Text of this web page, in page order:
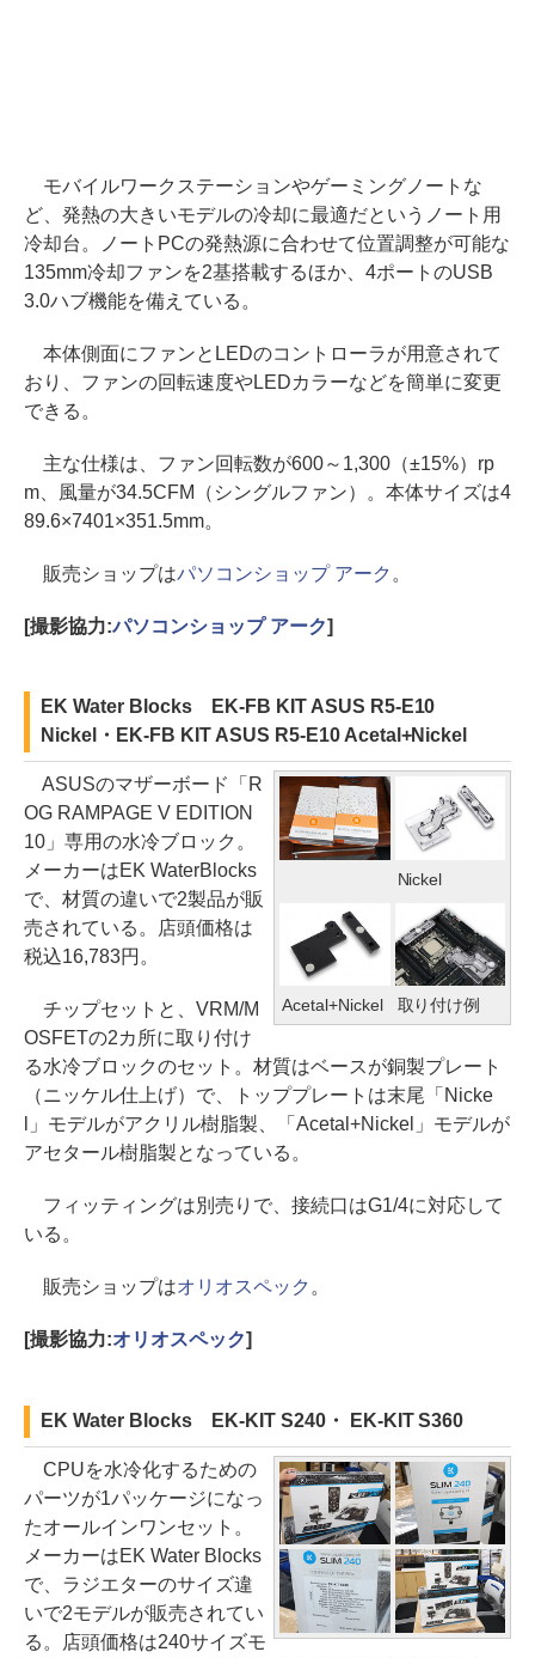
モバイルワークステーションやゲーミングノートな
ど、発熱の大きいモデルの冷却に最適だというノート用
冷却台。ノートPCの発熱源に合わせて位置調整が可能な
135mm冷却ファンを2基搭載するほか、4ポートのUSB
3.0ハブ機能を備えている。
本体側面にファンとLEDのコントローラが用意されて
おり、ファンの回転速度やLEDカラーなどを簡単に変更
できる。
主な仕様は、ファン回転数が600～1,300（±15%）rp
m、風量が34.5CFM（シングルファン）。本体サイズは4
89.6×7401×351.5mm。
販売ショップはパソコンショップ アーク 。
[撮影協力:パソコンショップ アーク]
EK Water Blocks EK-FB KIT ASUS R5-E10
Nickel・EK-FB KIT ASUS R5-E10 Acetal+Nickel
Nickel
Acetal+Nickel 取り付け例
ASUSのマザーボード「R
OG RAMPAGE V EDITION
10」専用の水冷ブロック。
メーカーはEK WaterBlocks
で、材質の違いで2製品が販
売されている。店頭価格は
税込16,783円。
チップセットと、VRM/M
OSFETの2カ所に取り付け
る水冷ブロックのセット。材質はベースが銅製プレート
（ニッケル仕上げ）で、トッププレートは末尾「Nicke
l」モデルがアクリル樹脂製、「Acetal+Nickel」モデルが
アセタール樹脂製となっている。
フィッティングは別売りで、接続口はG1/4に対応して
いる。
販売ショップはオリオスペック 。
[撮影協力:オリオスペック]
EK Water Blocks EK-KIT S240・ EK-KIT S360
CPUを水冷化するための
パーツが1パッケージになっ
たオールインワンセット。
メーカーはEK Water Blocks
で、ラジエターのサイズ違
いで2モデルが販売されてい
る。店頭価格は240サイズモ